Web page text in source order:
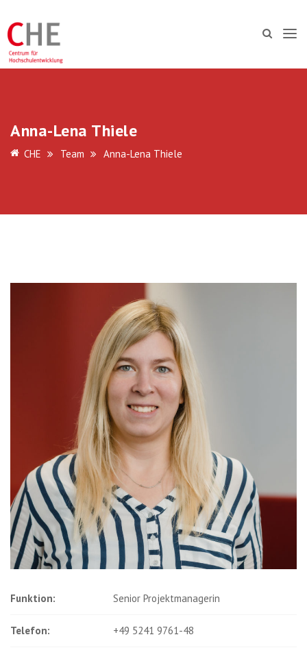
Anna-Lena Thiele
CHE Team Anna-Lena Thiele
Funktion: Senior Projektmanagerin
Telefon: +49 5241 9761-48